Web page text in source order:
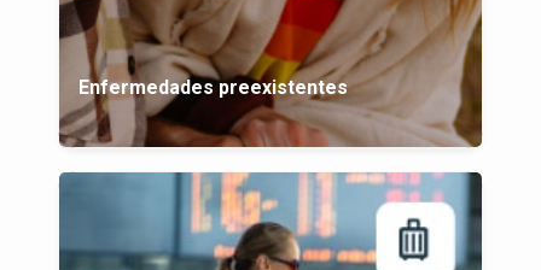
Enfermedades preexistentes